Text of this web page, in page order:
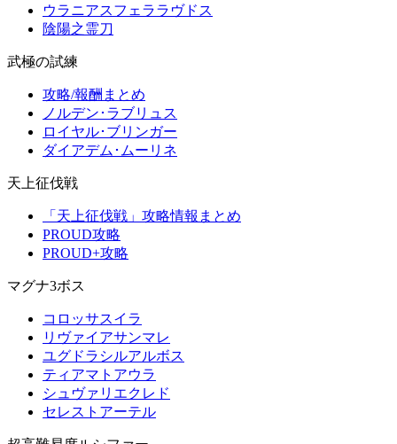
ウラニアスフェララヴドス
陰陽之霊刀
武極の試練
攻略/報酬まとめ
ノルデン･ラブリュス
ロイヤル･ブリンガー
ダイアデム･ムーリネ
天上征伐戦
「天上征伐戦」攻略情報まとめ
PROUD攻略
PROUD+攻略
マグナ3ボス
コロッサスイラ
リヴァイアサンマレ
ユグドラシルアルボス
ティアマトアウラ
シュヴァリエクレド
セレストアーテル